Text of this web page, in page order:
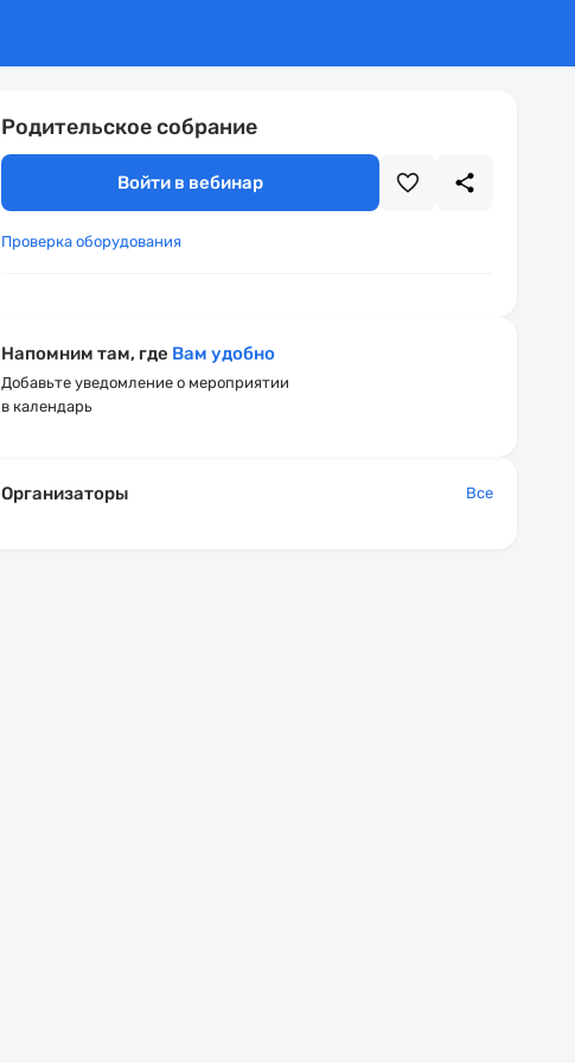
Родительское собрание
Войти в вебинар
Проверка оборудования
Напомним там, где Вам удобно
Добавьте уведомление о мероприятии
в календарь
Организаторы Все